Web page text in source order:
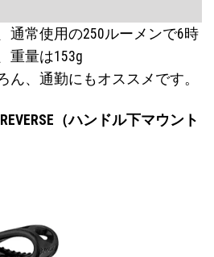
通常使用の250ルーメンで6時
重量は153g
ん、通勤にもオススメです。
REVERSE（ハンドル下マウント